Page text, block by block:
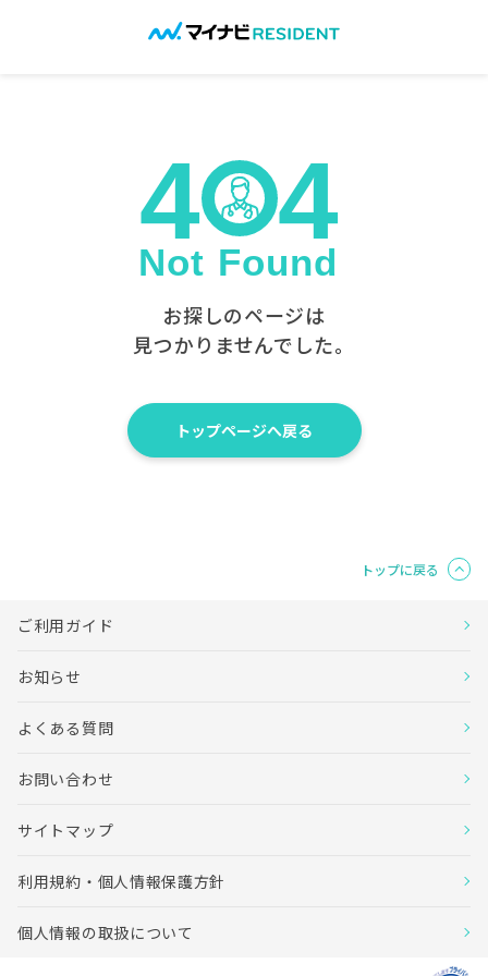
お探しのページは
見つかりませんでした。
トップページへ戻る
トップに戻る
ご利用ガイド
お知らせ
よくある質問
お問い合わせ
サイトマップ
利用規約・個人情報保護方針
個人情報の取扱について